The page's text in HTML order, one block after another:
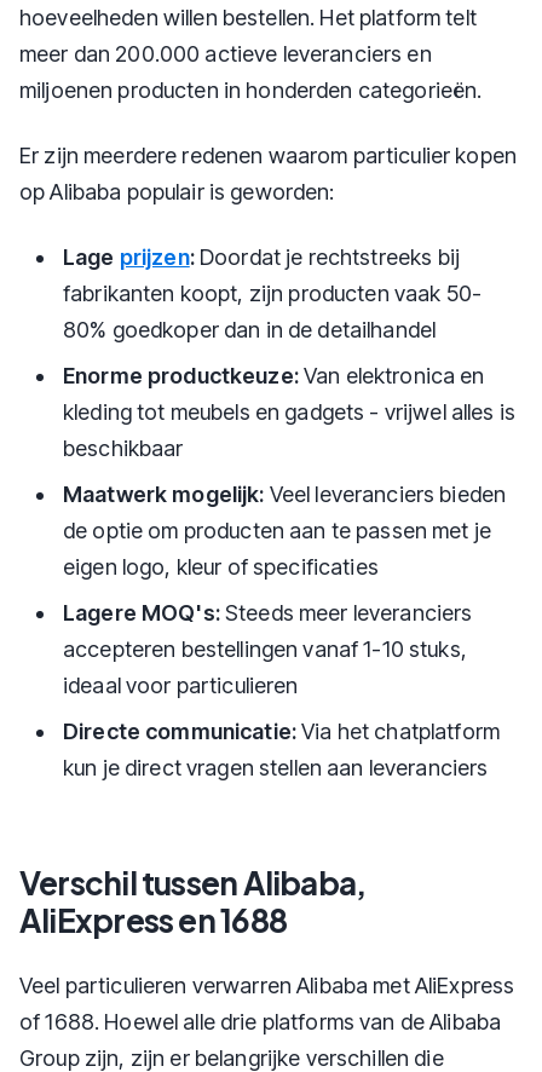
hoeveelheden willen bestellen. Het platform telt
meer dan 200.000 actieve leveranciers en
miljoenen producten in honderden categorieën.
Er zijn meerdere redenen waarom particulier kopen
op Alibaba populair is geworden:
Lage prijzen:Doordat je rechtstreeks bij
fabrikanten koopt, zijn producten vaak 50-
80% goedkoper dan in de detailhandel
Enorme productkeuze:Van elektronica en
kleding tot meubels en gadgets - vrijwel alles is
beschikbaar
Maatwerk mogelijk: Veel leveranciers bieden
de optie om producten aan te passen met je
eigen logo, kleur of specificaties
Lagere MOQ's:Steeds meer leveranciers
accepteren bestellingen vanaf 1-10 stuks,
ideaal voor particulieren
Directe communicatie:Via het chatplatform
kun je direct vragen stellen aan leveranciers
Verschil tussen Alibaba,
AliExpress en 1688
Veel particulieren verwarren Alibaba met AliExpress
of 1688. Hoewel alle drie platforms van de Alibaba
Group zijn, zijn er belangrijke verschillen die